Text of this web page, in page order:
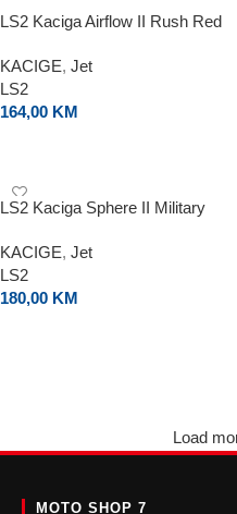
LS2 Kaciga Airflow II Rush Red
KACIGE, Jet
LS2
164,00 KM
LS2 Kaciga Sphere II Military
KACIGE, Jet
LS2
180,00 KM
Load
MOTO SHOP 7